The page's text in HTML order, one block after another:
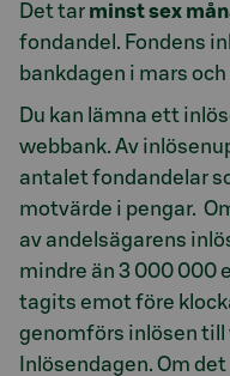
Det tar minst sex
fondandel. Fondens
bankdagen i mars
Du kan lämna ett
webbank. Av
antalet fondandelar
motvärde i pengar.
av andelsägarens
mindre än 3 000 000
tagits emot före
genomförs inlösen till
Inlösendagen. Om